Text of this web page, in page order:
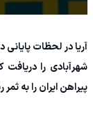
آریا در لحظات
شهرآبادی را
پیراهن ایران را به